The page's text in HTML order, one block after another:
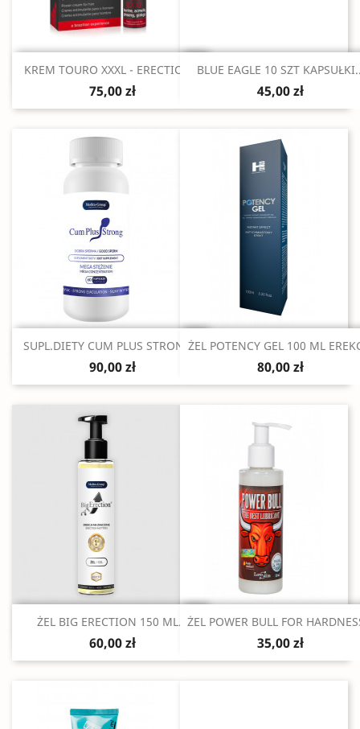
Szybki podgląd
KREM TOURO XXXL - ERECTION...
75,00 zł
Szybki podgląd
BLUE EAGLE 10 SZT
45,00 zł
Szybki podgląd
SUPL.DIETY CUM PLUS STRONG...
90,00 zł
Szybki podgląd
ŻEL POTENCY GEL 100 ML
80,00 zł
Szybki podgląd
ŻEL BIG ERECTION 150 ML...
60,00 zł
Szybki podgląd
ŻEL POWER BULL FOR
35,00 zł